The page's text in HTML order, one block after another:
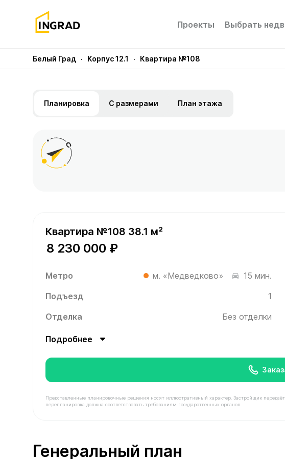
Проекты Выбрать
Белый Град · Корпус 12.1 · Квартира №108
Планировка С размерами План этажа
Квартира №108 38.1 м²
8 230 000 ₽
Метро м. «Медведково» 15 мин.
Подъезд 1
Отделка
Без отделки
Подробнее
Представленные планировочные решения носят иллюстративный характер. Застройщик
перепланировка должна соответствовать требованиям государственных органов.
Генеральный план